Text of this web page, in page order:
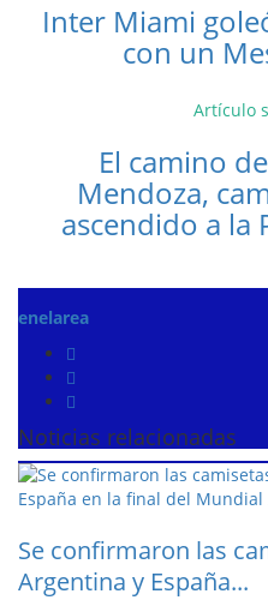
Inter Miami
con un
Artículo
El camino
Mendoza,
ascendido a la
enelarea
Noticias relacionadas
Se confirmaron las
Argentina y España...